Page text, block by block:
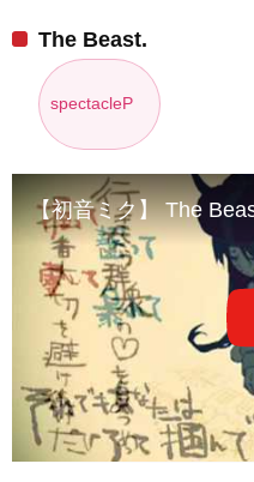
The Beast.
spectacleP
【初音ミク】 The